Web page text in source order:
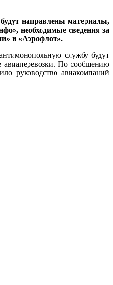
направлены материалы,
необходимые сведения за
и «Аэрофлот».
службу будут
авиаперевозки. По сообщению
руководство авиакомпаний